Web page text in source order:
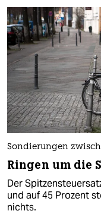
Sondierungen
Ringen um die
Der
und auf 45 Prozent
nichts.